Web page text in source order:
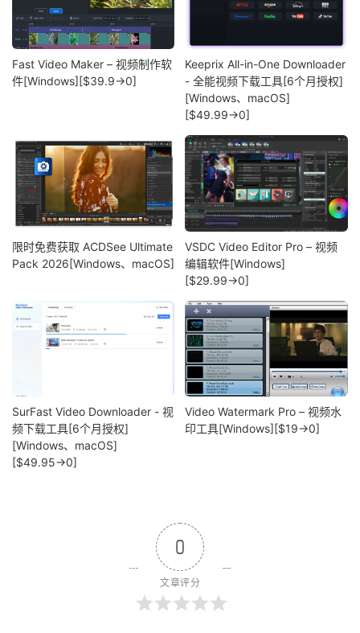
Fast Video Maker – 视频制作软
件[Windows][$39.9→0]
Keeprix All-in-One Downloader
- 全能视频下载工具[6个月授权]
[Windows、macOS]
[$49.99→0]
限时免费获取 ACDSee Ultimate
Pack 2026[Windows、macOS]
VSDC Video Editor Pro – 视频
编辑软件[Windows]
[$29.99→0]
SurFast Video Downloader - 视
频下载工具[6个月授权]
[Windows、macOS]
[$49.95→0]
Video Watermark Pro – 视频水
印工具[Windows][$19→0]
0
文章评分